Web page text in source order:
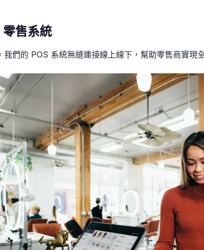
售系統
我們的 POS 系統無縫連接線上線下，幫助零售商實現